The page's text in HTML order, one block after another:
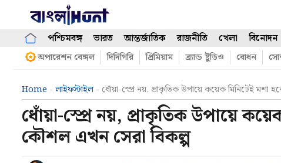
content
পশ্চিমবঙ্গ ভারত আন্তর্জাতিক রাজনীতি খেলা বিনোদন
অপারেশন বেঙ্গল দিদিগিরি প্রিমিয়াম ব্র্যান্ড ষ্টুডিও বোধন
Home - লাইফস্টাইল- ধোঁয়া-স্প্রে নয়, প্রাকৃতিক উপায়ে কয়েক মিনিটেই
ধোঁয়া-স্প্রে নয়, প্রাকৃতিক উপায়ে
কৌশল এখন সেরা বিকল্প